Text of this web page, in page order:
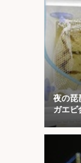
夜の琵
ガエビ